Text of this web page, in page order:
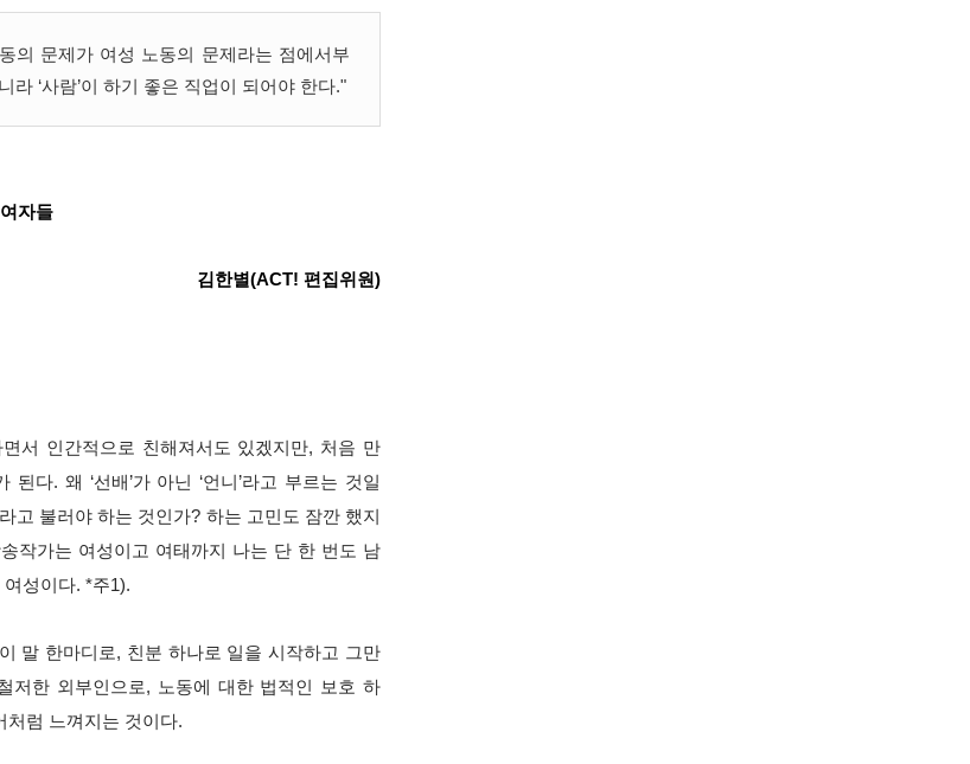
의 문제가 여성 노동의 문제라는 점에서부
라 ‘사람’이 하기 좋은 직업이 되어야 한다."
자들
김한별(ACT! 편집위원)
서 인간적으로 친해져서도 있겠지만, 처음 만
다. 왜 ‘선배’가 아닌 ‘언니’라고 부르는 것일
고 불러야 하는 것인가? 하는 고민도 잠깐 했지
작가는 여성이고 여태까지 나는 단 한 번도 남
성이다. *주1).
말 한마디로, 친분 하나로 일을 시작하고 그만
저한 외부인으로, 노동에 대한 법적인 보호 하
처럼 느껴지는 것이다.